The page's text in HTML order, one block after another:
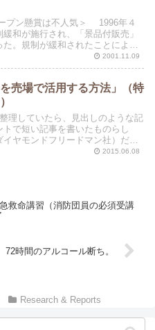
ン懸賞は不人気＞ 1996年４
和が施行され、「景品付販売」
。規制が緩和されたことによっ
2001.11.09
売場で活用する方法」（特
理していたら、見出しのような記
で短い記事を書いたものらし
ヤモンドフリードマン社）だっ
2015.06.08
救命講習（消防団員の必須受講
時間のアルコール断ち。
Research & Reports